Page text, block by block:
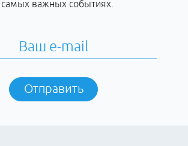
самых важных событиях.
Отправить